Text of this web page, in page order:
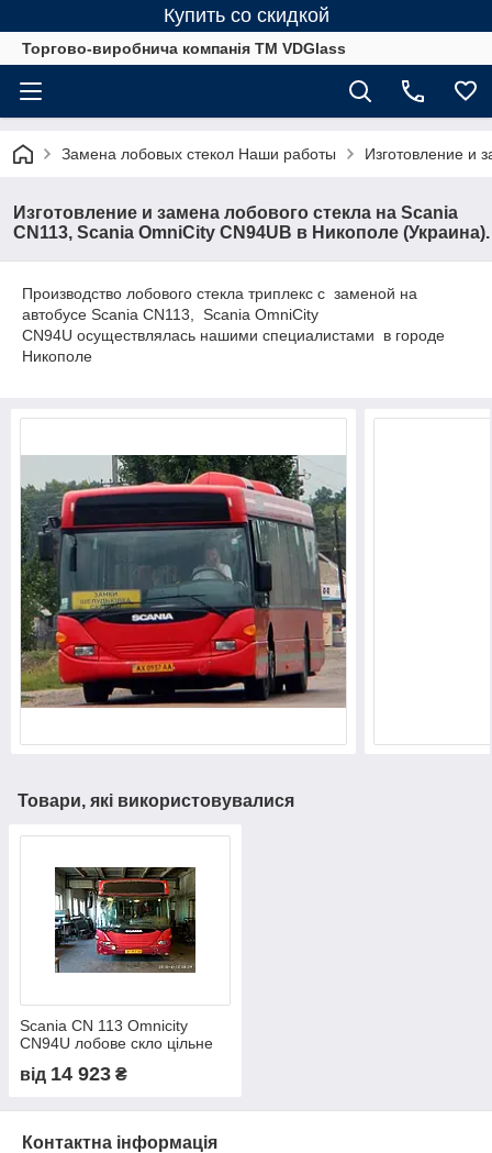
Купить со скидкой
Торгово-виробнича компанія ТМ VDGlass
Замена лобовых стекол Наши работы Изготовление и
Изготовление и замена лобового стекла на Scania
CN113, Scania OmniCity CN94UB в Никополе (Украина).
Производство лобового стекла триплекс с заменой на
автобусе Scania CN113, Scania OmniCity
CN94U осуществлялась нашими специалистами в городе
Никополе
Товари, які використовувалися
Scania CN 113 Omnicity
CN94U лобове скло цільне
від 14 923 ₴
Контактна інформація